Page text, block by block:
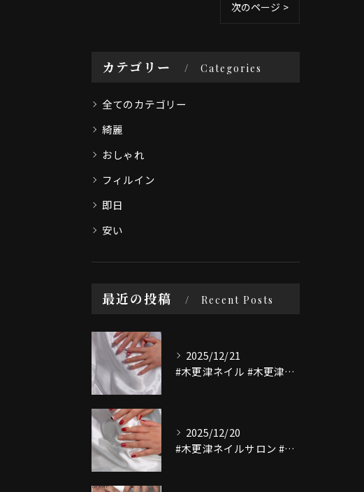
次のページ >
カテゴリー Categories
全てのカテゴリー
綺麗
おしゃれ
フィルイン
即日
安い
最近の投稿 Recent Posts
2025/12/21
#木更津ネイル #木更津ネイルサロン #マグネットネイル #...
2025/12/20
#木更津ネイルサロン #木更津ネイル #nailsaloni...